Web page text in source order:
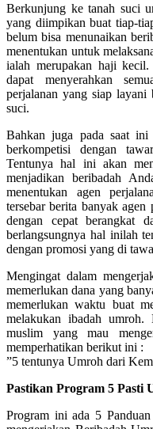
Berkunjung ke tanah suci
yang diimpikan buat tiap-
belum bisa menunaikan
menentukan untuk
ialah merupakan haji
dapat menyerahkan
perjalanan yang siap layani
suci.
Bahkan juga pada saat
berkompetisi dengan
Tentunya hal ini akan
menjadikan beribadah
menentukan agen
tersebar berita banyak agen
dengan cepat berangkat
berlangsungnya hal inilah
dengan promosi yang di
Mengingat dalam
memerlukan dana yang
memerlukan waktu buat
melakukan ibadah umroh.
muslim yang mau
memperhatikan berikut ini :
”5 tentunya Umroh dari
Pastikan Program 5 Pasti
Program ini ada 5